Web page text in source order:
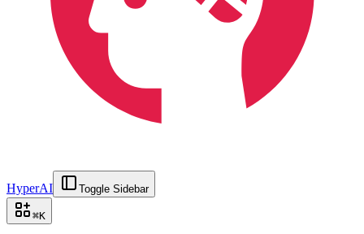
HyperAI Toggle Sidebar
⌘K